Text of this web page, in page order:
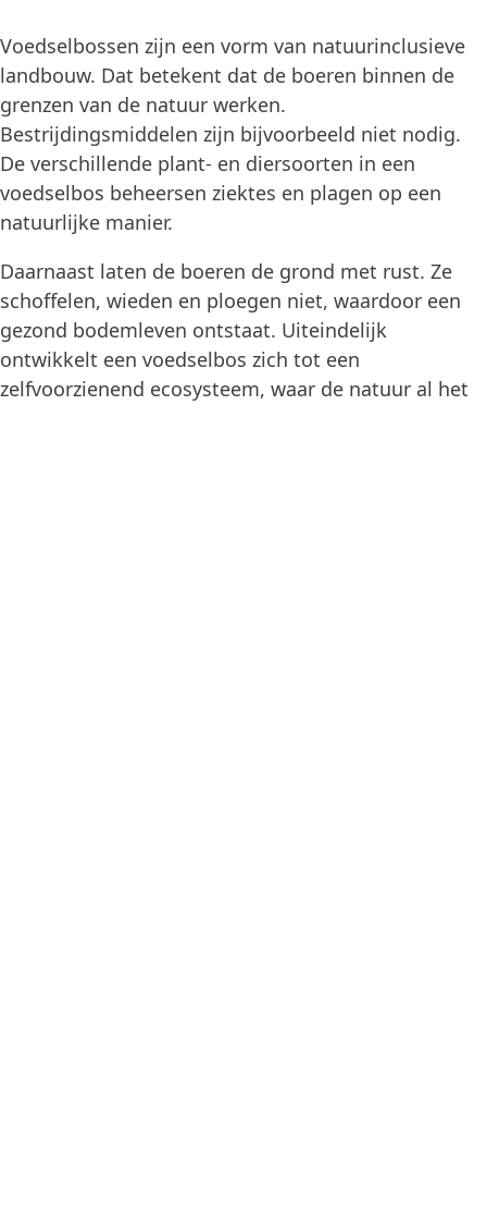
Voedselbossen zijn een vorm van natuurinclusieve
landbouw. Dat betekent dat de boeren binnen de
grenzen van de natuur werken.
Bestrijdingsmiddelen zijn bijvoorbeeld niet nodig.
De verschillende plant- en diersoorten in een
voedselbos beheersen ziektes en plagen op een
natuurlijke manier.
Daarnaast laten de boeren de grond met rust. Ze
schoffelen, wieden en ploegen niet, waardoor een
gezond bodemleven ontstaat. Uiteindelijk
ontwikkelt een voedselbos zich tot een
zelfvoorzienend ecosysteem, waar de natuur al het